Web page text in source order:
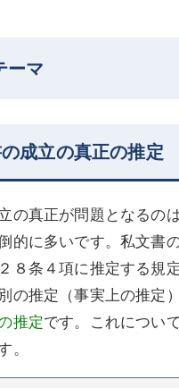
マ
の成立の真正の推定
の真正が問題となるの
的に多いです。私文書
８条４項に推定する規定
の推定（事実上の推定
推定です。これについ